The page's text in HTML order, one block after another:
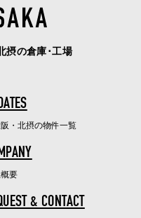
摂の倉庫･工場
・北摂の物件一覧
要
& CONTACT